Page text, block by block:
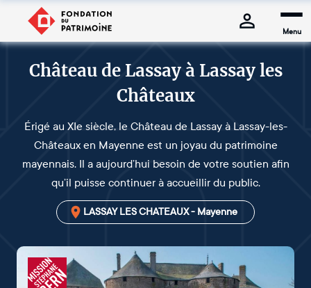
Menu
Château de Lassay à Lassay les
Châteaux
Érigé au XIe siècle, le Château de Lassay à Lassay-les-
Châteaux en Mayenne est un joyau du patrimoine
mayennais. Il a aujourd’hui besoin de votre soutien afin
qu’il puisse continuer à accueillir du public.
LASSAY LES CHATEAUX - Mayenne